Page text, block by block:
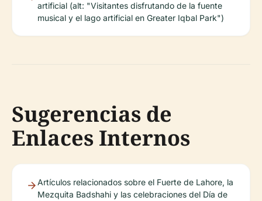
artificial (alt: "Visitantes disfrutando de la fuente
musical y el lago artificial en Greater Iqbal Park")
Sugerencias de
Enlaces Internos
Artículos relacionados sobre el Fuerte de Lahore, la
Mezquita Badshahi y las celebraciones del Día de